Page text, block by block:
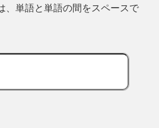
、単語と単語の間をスペースで